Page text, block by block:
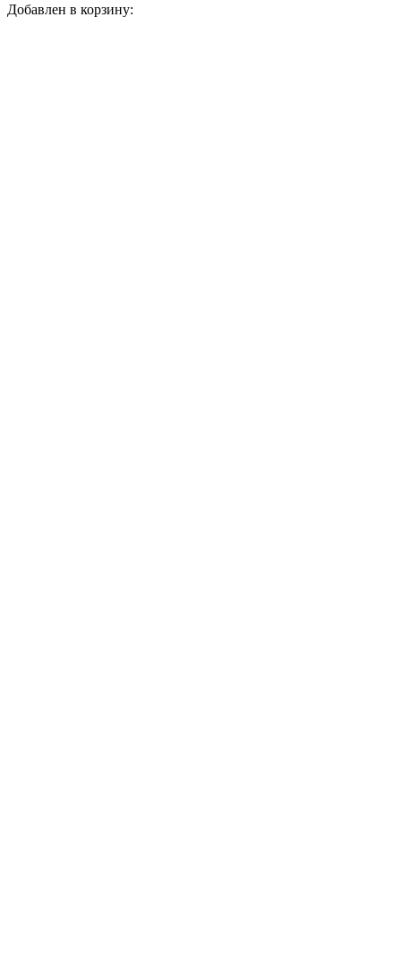
Добавлен в корзину: